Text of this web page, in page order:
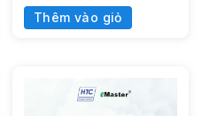
Thêm vào giỏ